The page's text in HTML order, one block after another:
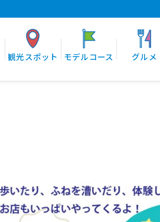
観光スポット モデルコース グルメ